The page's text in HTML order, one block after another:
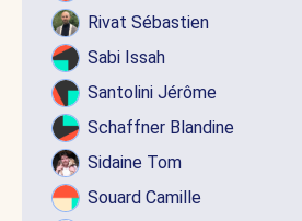
Rivat Sébastien
Sabi Issah
Santolini Jérôme
Schaffner Blandine
Sidaine Tom
Souard Camille